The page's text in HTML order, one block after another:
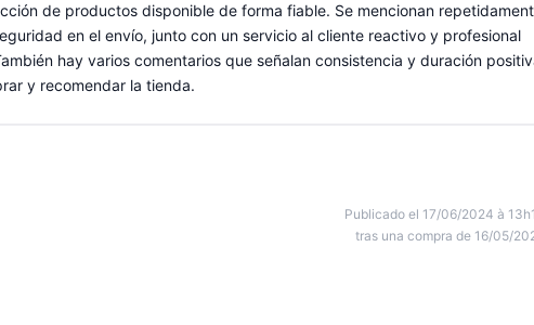
de productos disponible de forma fiable. Se mencionan
en el envío, junto con un servicio al cliente reactivo y profesional
hay varios comentarios que señalan consistencia y duración
y recomendar la tienda.
Publicado el 17/06/2024 à
tras una compra de 16/05/